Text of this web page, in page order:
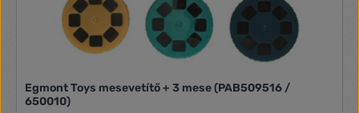
Egmont Toys mesevetítő + 3 mese (PAB509516 /
650010)